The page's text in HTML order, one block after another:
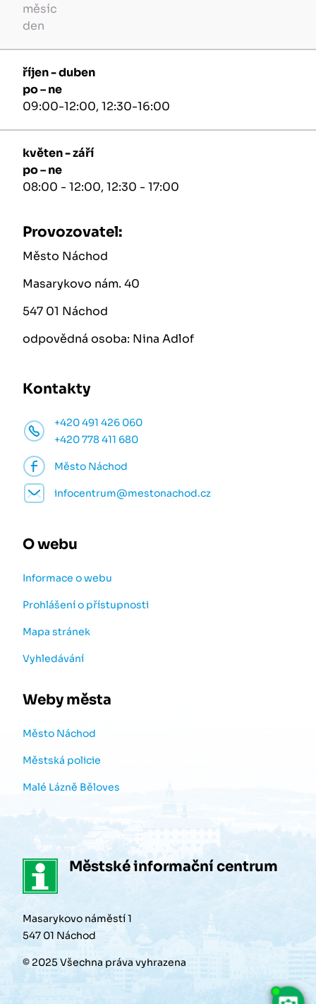
měsíc
den
říjen - duben
po – ne
09:00-12:00, 12:30-16:00
květen - září
po – ne
08:00 - 12:00, 12:30 - 17:00
Provozovatel:
Město Náchod
Masarykovo nám. 40
547 01 Náchod
odpovědná osoba: Nina Adlof
Kontakty
+420 491 426 060
+420 778 411 680
Město Náchod
infocentrum@mestonachod.cz
O webu
Informace o webu
Prohlášení o přístupnosti
Mapa stránek
Vyhledávání
Weby města
Město Náchod
Městská policie
Malé Lázně Běloves
Městské informační centrum
Masarykovo náměstí 1
547 01 Náchod
© 2025 Všechna práva vyhrazena